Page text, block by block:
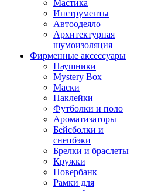
Мастика
Инструменты
Автоодеяло
Архитектурная
шумоизоляция
Фирменные аксессуары
Наушники
Mystery Box
Маски
Наклейки
Футболки и поло
Ароматизаторы
Бейсболки и
снепбэки
Брелки и браслеты
Кружки
Повербанк
Рамки для